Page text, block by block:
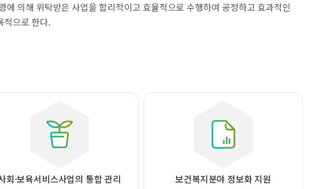
의해 위탁받은 사업을 합리적이고 효율적으로 수행하여 공정하고 효과적인
적으로 한다.
회·보육서비스사업의 통합 관리 보건복지분야 정보화 지원